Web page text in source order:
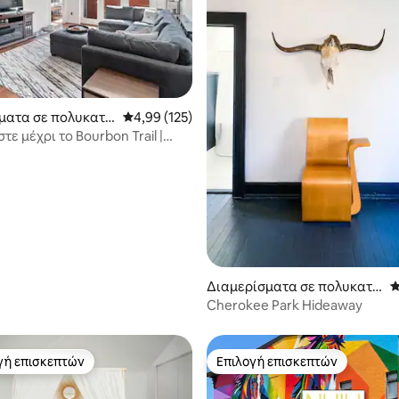
5, 191 κριτικές
σε πολυκατο
πόλη Λούισβιλ
Μέση βαθμολογία: 4,99 στα 5, 125 κριτικές
4,99 (125)
μέχρι το Bourbon Trail |
Διαμερίσματα σε πολυκατο
ικία στην πόλη Λούισβιλ
Cherokee Park Hideaway
επιλογή επισκεπτών
επισκεπτών Επιλογή επισκεπτών
Επιλογή επισκεπτών